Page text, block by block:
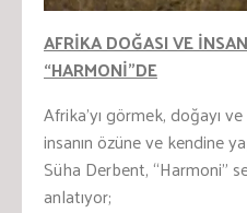
AFRİKA DOĞASI VE
“HARMONİ”DE
Afrika’yı görmek, doğayı
insanın özüne ve kendine
Süha Derbent, “Harmoni”
anlatıyor;